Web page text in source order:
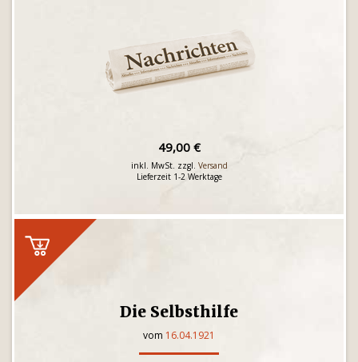
49,00 €
inkl. MwSt. zzgl. Versand
Lieferzeit 1-2 Werktage
Die Selbsthilfe
vom 16.04.1921